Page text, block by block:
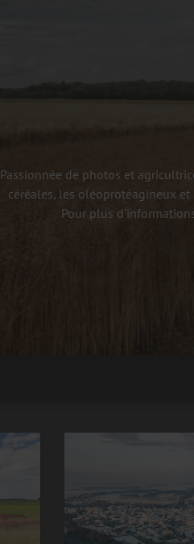
Passionnée de photos et
céréales, les oléoprotéagineux
Pour plus